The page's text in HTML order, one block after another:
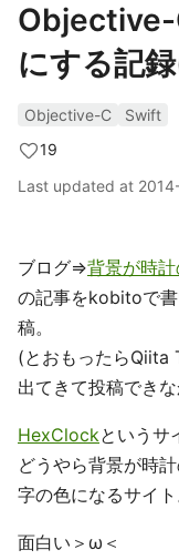
にする記
Objective-C
Swift
19
Last updated at
ブログ⇒背景が時
の記事をkobitoで
稿。
(とおもったらQiita
出てきて投稿でき
HexClockというサ
どうやら背景が時
字の色になるサイト
面白い＞ω＜